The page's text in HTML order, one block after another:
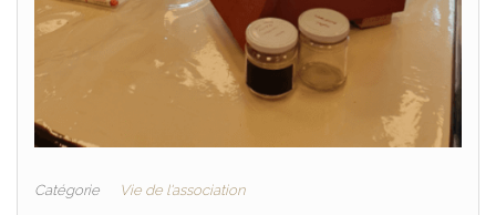
Catégorie Vie de l'association